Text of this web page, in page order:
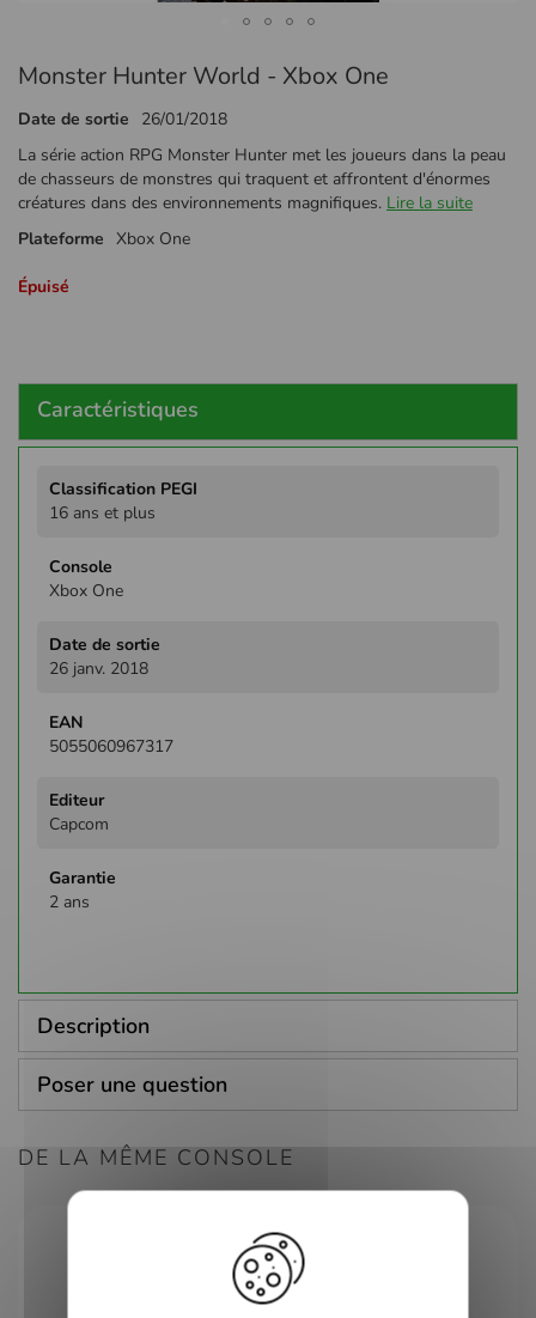
au
de
la
Galerie
d’images
Monster Hunter World - Xbox One
Date de sortie
26/01/2018
La série action RPG Monster Hunter met les joueurs dans la peau
de chasseurs de monstres qui traquent et affrontent d'énormes
créatures dans des environnements magnifiques. Lire la suite
Plateforme Xbox One
Épuisé
Caractéristiques
d'infos
16 ans et plus
Xbox One
26 janv. 2018
5055060967317
Capcom
2 ans
Description
Poser une question
DE LA MÊME CONSOLE